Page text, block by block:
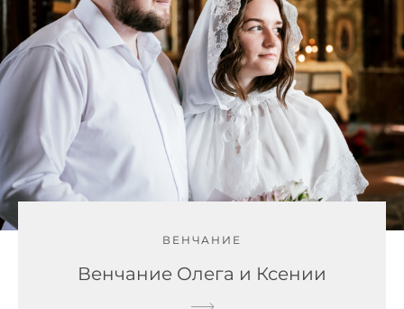
ВЕНЧАНИЕ
Венчание Олега и Ксении